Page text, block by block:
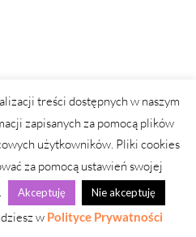
treści dostępnych w naszym
zapisanych za pomocą plików
użytkowników. Pliki cookies
za pomocą ustawień swojej
Akceptuję Nie akceptuję
w Polityce Prywatności